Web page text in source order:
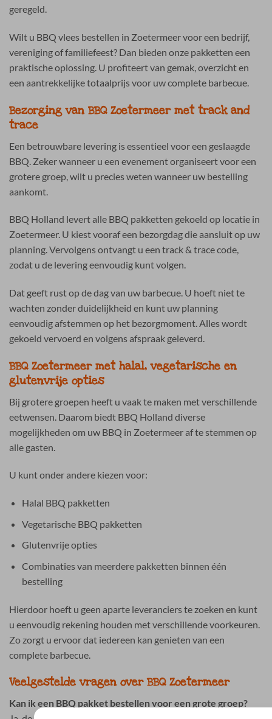
geregeld.
Wilt u BBQ vlees bestellen in Zoetermeer voor een bedrijf,
vereniging of familiefeest? Dan bieden onze pakketten een
praktische oplossing. U profiteert van gemak, overzicht en
een aantrekkelijke totaalprijs voor uw complete barbecue.
Bezorging van BBQ Zoetermeer met track and
trace
Een betrouwbare levering is essentieel voor een geslaagde
BBQ. Zeker wanneer u een evenement organiseert voor een
grotere groep, wilt u precies weten wanneer uw bestelling
aankomt.
BBQ Holland levert alle BBQ pakketten gekoeld op locatie in
Zoetermeer. U kiest vooraf een bezorgdag die aansluit op uw
planning. Vervolgens ontvangt u een track & trace code,
zodat u de levering eenvoudig kunt volgen.
Dat geeft rust op de dag van uw barbecue. U hoeft niet te
wachten zonder duidelijkheid en kunt uw planning
eenvoudig afstemmen op het bezorgmoment. Alles wordt
gekoeld vervoerd en volgens afspraak geleverd.
BBQ Zoetermeer met halal, vegetarische en
glutenvrije opties
Bij grotere groepen heeft u vaak te maken met verschillende
eetwensen. Daarom biedt BBQ Holland diverse
mogelijkheden om uw BBQ in Zoetermeer af te stemmen op
alle gasten.
U kunt onder andere kiezen voor:
Halal BBQ pakketten
Vegetarische BBQ pakketten
Glutenvrije opties
Combinaties van meerdere pakketten binnen één
bestelling
Hierdoor hoeft u geen aparte leveranciers te zoeken en kunt
u eenvoudig rekening houden met verschillende voorkeuren.
Zo zorgt u ervoor dat iedereen kan genieten van een
complete barbecue.
Veelgestelde vragen over BBQ Zoetermeer
Kan ik een BBQ pakket bestellen voor een grote groep?